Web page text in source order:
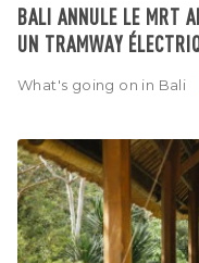
BALI ANNULE LE MRT
UN TRAMWAY
What's going on in Bali